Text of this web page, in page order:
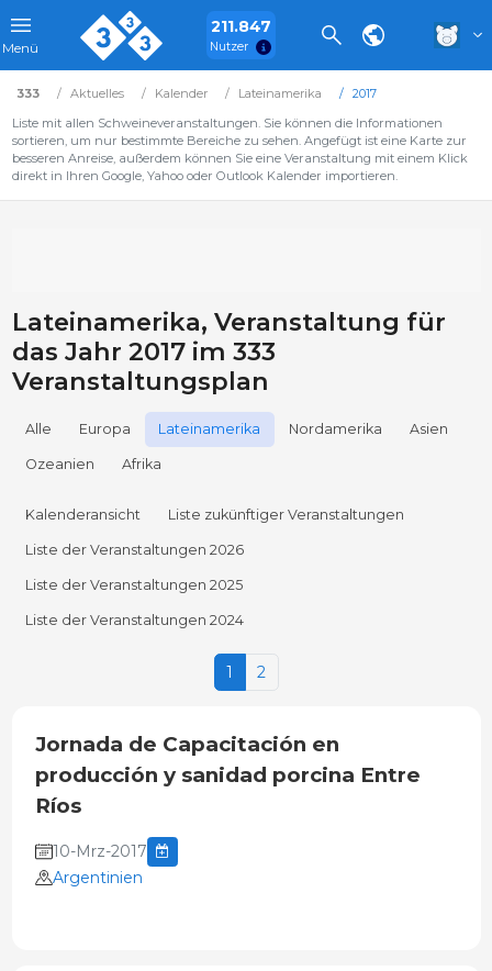
Menü
211.847
Nutzer
333 Aktuelles Kalender Lateinamerika
2017
Liste mit allen Schweineveranstaltungen. Sie können die Informationen
sortieren, um nur bestimmte Bereiche zu sehen. Angefügt ist eine Karte zur
besseren Anreise, außerdem können Sie eine Veranstaltung mit einem Klick
direkt in Ihren Google, Yahoo oder Outlook Kalender importieren.
Lateinamerika, Veranstaltung für
das Jahr 2017 im 333
Veranstaltungsplan
Alle Europa Lateinamerika Nordamerika Asien
Ozeanien Afrika
Kalenderansicht Liste zukünftiger Veranstaltungen
Liste der Veranstaltungen 2026
Liste der Veranstaltungen 2025
Liste der Veranstaltungen 2024
1 2
Jornada de Capacitación en
producción y sanidad porcina Entre
Ríos
10-Mrz-2017
Argentinien